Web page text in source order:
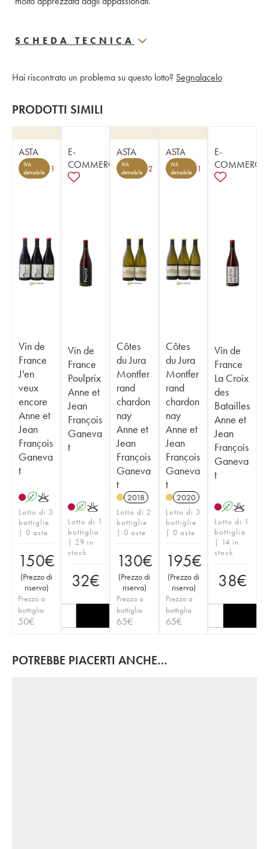
SCHEDA TECNICA
Hai riscontrato un problema su questo lotto? Segnalacelo
PRODOTTI SIMILI
ASTA
IVA
detraibile
1
Vin de
France
J'en
veux
encore
Anne et
Jean
François
Ganeva
t
AK
Lotto di 3
bottiglie
| 0 aste
150€
(Prezzo di
riserva)
Prezzo a
bottiglia
50€
E-
COMMERCE
Vin de
France
Poulprix
Anne et
Jean
François
Ganeva
t
AK
Lotto di 1
bottiglia
| 29 in
stock
32€
ASTA
IVA
detraibile
2
Côtes
du Jura
Montfer
rand
chardon
nay
Anne et
Jean
François
Ganeva
t
2018
Lotto di 2
bottiglie
| 0 aste
130€
(Prezzo di
riserva)
Prezzo a
bottiglia
65€
ASTA
IVA
detraibile
1
Côtes
du Jura
Montfer
rand
chardon
nay
Anne et
Jean
François
Ganeva
t
2020
Lotto di 3
bottiglie
| 0 aste
195€
(Prezzo di
riserva)
Prezzo a
bottiglia
65€
E-
COMMERCE
Vin de
France
La Croix
des
Batailles
Anne et
Jean
François
Ganeva
t
AK
Lotto di 1
bottiglia
| 14 in
stock
38€
POTREBBE PIACERTI ANCHE…